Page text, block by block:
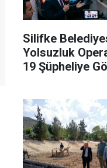
Silifke
Yolsuzluk
19 Şüpheliye